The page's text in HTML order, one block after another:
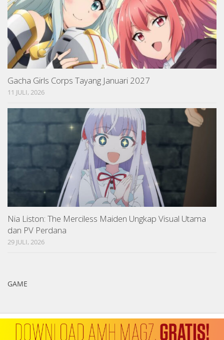
Gacha Girls Corps Tayang Januari 2027
11 JULI, 2026
Nia Liston: The Merciless Maiden Ungkap Visual Utama
dan PV Perdana
29 JULI, 2026
GAME